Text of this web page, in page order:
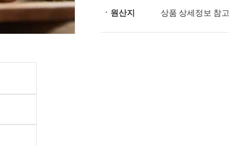
ㆍ원산지
상품 상세정보 참고